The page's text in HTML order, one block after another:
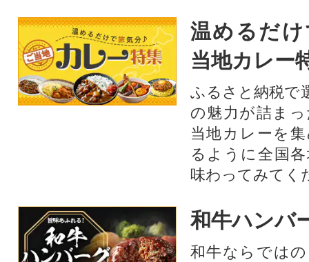
温めるだ
当地カレー
ふるさと納税で
の魅力が詰ま
当地カレーを
るように全国
味わってみてく
和牛ハンバ
和牛ならでは